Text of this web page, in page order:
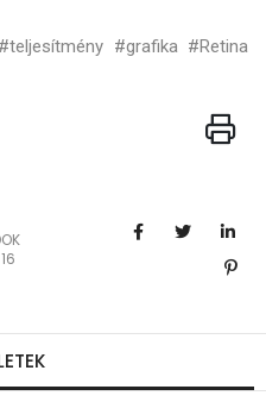
#grafika #Retina
16